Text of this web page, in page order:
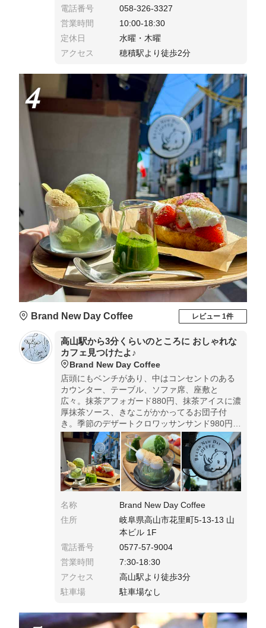
電話番号
058-326-3327
営業時間
10:00-18:30
定休日
水曜・木曜
アクセス
穂積駅より徒歩2分
4
Brand New Day Coffee レビュー 1件
高山駅から3分くらいのところに おしゃれな
カフェ見つけたよ♪
Brand New Day Coffee
店頭にもベンチがあり、中はコンセントのある
カウンター、テーブル、ソファ席、座敷と
広々。抹茶アフォガード880円、抹茶アイスに濃
厚抹茶ソース、きなこがかかってるお団子付
き。季節のデザートクロワッサンサンド980円、
クロワッサンの中にいちごと求肥と桜あんがサ
ンドされてるよ！
名称
Brand New Day Coffee
住所
岐阜県高山市花里町5-13-13 山
本ビル 1F
電話番号
0577-57-9004
営業時間
7:30-18:30
アクセス
高山駅より徒歩3分
駐車場
駐車場なし